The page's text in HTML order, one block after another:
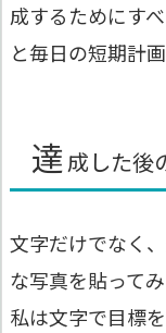
成するためにす
と毎日の短期計
達成した後
文字だけでなく
な写真を貼って
私は文字で目標